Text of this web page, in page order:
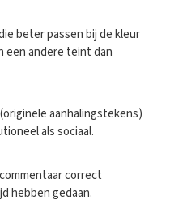
beter passen bij de kleur
een andere teint dan
aanhalingstekens)
als sociaal.
correct
hebben gedaan.